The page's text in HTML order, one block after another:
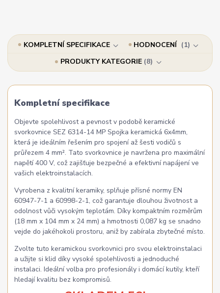
KOMPLETNÍ SPECIFIKACE HODNOCENÍ
1
PRODUKTY KATEGORIE 8
Kompletní specifikace
Objevte spolehlivost a pevnost v podobě keramické
svorkovnice SEZ 6314-14 MP Spojka keramická 6x4mm,
která je ideálním řešením pro spojení až šesti vodičů s
průřezem 4 mm². Tato svorkovnice je navržena pro maximální
napětí 400 V, což zajišťuje bezpečné a efektivní napájení ve
vašich elektroinstalacích.
Vyrobena z kvalitní keramiky, splňuje přísné normy EN
60947-7-1 a 60998-2-1, což garantuje dlouhou životnost a
odolnost vůči vysokým teplotám. Díky kompaktním rozměrům
(18 mm x 104 mm x 24 mm) a hmotnosti 0,087 kg se snadno
vejde do jakéhokoli prostoru, aniž by zabírala zbytečné místo.
Zvolte tuto keramickou svorkovnici pro svou elektroinstalaci
a užijte si klid díky vysoké spolehlivosti a jednoduché
instalaci. Ideální volba pro profesionály i domácí kutily, kteří
hledají kvalitu bez kompromisů.